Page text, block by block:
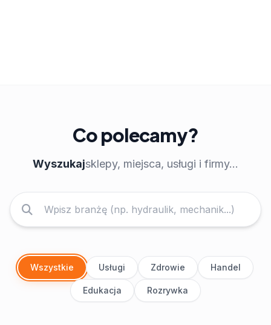
Co polecamy?
Wyszukajsklepy, miejsca, usługi i firmy...
Wszystkie Usługi Zdrowie Handel
Edukacja Rozrywka